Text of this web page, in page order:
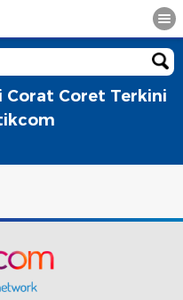
Corat Coret Terkini